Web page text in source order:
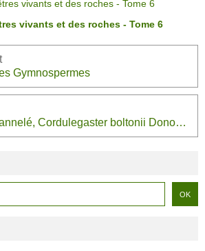
vivants et des roches - Tome 6
Gymnospermes
Le Cordulégastre annelé, Cordulegaster boltonii Donovan